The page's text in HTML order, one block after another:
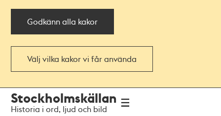
Godkänn alla kakor
Välj vilka kakor vi får använda
navigationen
huvudinnehållet
Stockholmskällan
Historia i ord, ljud och bild